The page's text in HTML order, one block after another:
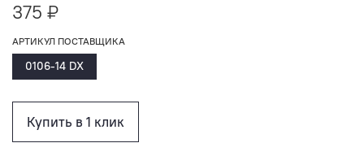
375 ₽
Купить в 1 клик
АРТИКУЛ ПОСТАВЩИКА
0106-14 DX